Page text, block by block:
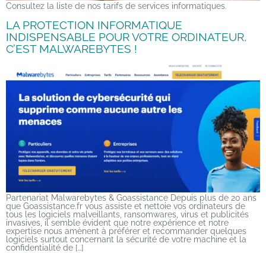
Consultez la liste de nos tarifs de services informatiques.
LA PROTECTION INFORMATIQUE
INDISPENSABLE POUR VOTRE ORDINATEUR,
C’EST MALWAREBYTES !
Partenariat Malwarebytes & Goassistance Depuis plus de 20 ans
que Goassistance.fr vous assiste et nettoie vos ordinateurs de
tous les logiciels malveillants, ransomwares, virus et publicités
invasives, il semble évident que notre expérience et notre
expertise nous amènent à préférer et recommander quelques
logiciels surtout concernant la sécurité de votre machine et la
confidentialité de […]